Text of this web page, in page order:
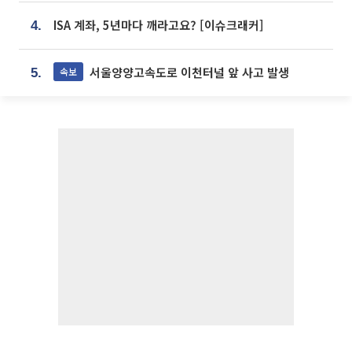
4. ISA 계좌, 5년마다 깨라고요? [이슈크래커]
5. 속보 서울양양고속도로 이천터널 앞 사고 발생